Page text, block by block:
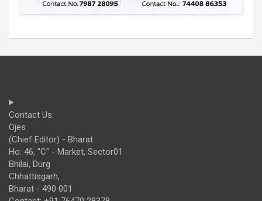
Contact Us:
Ojes
(Chief Editor) - Bharat
Ho: 46, "C" - Market, Sector01
Bhilai, Durg
Chhattisgarh,
Bharat - 490 001